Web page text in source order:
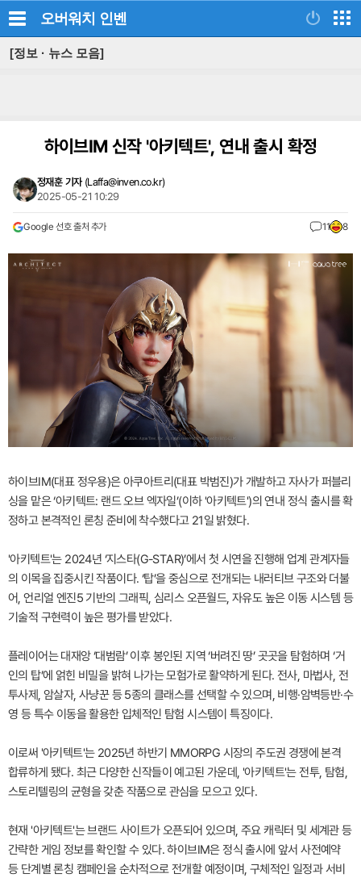
오버워치 인벤
[정보 · 뉴스 모음]
하이브IM 신작 '아키텍트', 연내 출시 확정
정재훈 기자 (Laffa@inven.co.kr)
2025-05-21 10:29
Google 선호 출처 추가 11 8
하이브IM(대표 정우용)은 아쿠아트리(대표 박범진)가 개발하고 자사가 퍼블리
싱을 맡은 ‘아키텍트: 랜드 오브 엑자일’(이하 '아키텍트')의 연내 정식 출시를 확
정하고 본격적인 론칭 준비에 착수했다고 21일 밝혔다.
'아키텍트'는 2024년 ‘지스타(G-STAR)’에서 첫 시연을 진행해 업계 관계자들
의 이목을 집중시킨 작품이다. ‘탑’을 중심으로 전개되는 내러티브 구조와 더불
어, 언리얼 엔진5 기반의 그래픽, 심리스 오픈월드, 자유도 높은 이동 시스템 등
기술적 구현력이 높은 평가를 받았다.
플레이어는 대재앙 ‘대범람’ 이후 봉인된 지역 ‘버려진 땅’ 곳곳을 탐험하며 ‘거
인의 탑’에 얽힌 비밀을 밝혀 나가는 모험가로 활약하게 된다. 전사, 마법사, 전
투사제, 암살자, 사냥꾼 등 5종의 클래스를 선택할 수 있으며, 비행·암벽등반·수
영 등 특수 이동을 활용한 입체적인 탐험 시스템이 특징이다.
이로써 '아키텍트'는 2025년 하반기 MMORPG 시장의 주도권 경쟁에 본격
합류하게 됐다. 최근 다양한 신작들이 예고된 가운데, '아키텍트'는 전투, 탐험,
스토리텔링의 균형을 갖춘 작품으로 관심을 모으고 있다.
현재 '아키텍트'는 브랜드 사이트가 오픈되어 있으며, 주요 캐릭터 및 세계관 등
간략한 게임 정보를 확인할 수 있다. 하이브IM은 정식 출시에 앞서 사전예약
등 단계별 론칭 캠페인을 순차적으로 전개할 예정이며, 구체적인 일정과 서비